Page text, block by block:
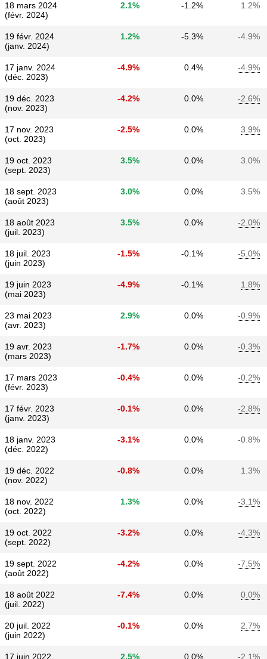
18 mars 2024
(févr. 2024)
2.1% -1.2% 1.2%
19 févr. 2024
(janv. 2024)
1.2% -5.3% -4.9%
17 janv. 2024
(déc. 2023)
-4.9% 0.4% -4.9%
19 déc. 2023
(nov. 2023)
-4.2% 0.0% -2.6%
17 nov. 2023
(oct. 2023)
-2.5% 0.0% 3.9%
19 oct. 2023
(sept. 2023)
3.5% 0.0% 3.0%
18 sept. 2023
(août 2023)
3.0% 0.0% 3.5%
18 août 2023
(juil. 2023)
3.5% 0.0% -2.0%
18 juil. 2023
(juin 2023)
-1.5% -0.1% -5.0%
19 juin 2023
(mai 2023)
-4.9% -0.1% 1.8%
23 mai 2023
(avr. 2023)
2.9% 0.0% -0.9%
19 avr. 2023
(mars 2023)
-1.7% 0.0% -0.3%
17 mars 2023
(févr. 2023)
-0.4% 0.0% -0.2%
17 févr. 2023
(janv. 2023)
-0.1% 0.0% -2.8%
18 janv. 2023
(déc. 2022)
-3.1% 0.0% -0.8%
19 déc. 2022
(nov. 2022)
-0.8% 0.0% 1.3%
18 nov. 2022
(oct. 2022)
1.3% 0.0% -3.1%
19 oct. 2022
(sept. 2022)
-3.2% 0.0% -4.3%
19 sept. 2022
(août 2022)
-4.2% 0.0% -7.5%
18 août 2022
(juil. 2022)
-7.4% 0.0% 0.0%
20 juil. 2022
(juin 2022)
-0.1% 0.0% 2.7%
17 juin 2022 2.5% 0.0% -2.1%